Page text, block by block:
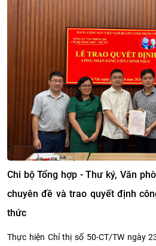
một trọng tâm hưởng ứng Ngày
Thể chế không còn là điểm
làm tốt khâu tổ chức thực hiện
Bộ Tư pháp ban hành Kế
trung tháo gỡ điểm nghẽn
Chi bộ Tổng hợp - Thư ký, Văn
chuyên đề và trao quyết định
thức
Thực hiện Chỉ thị số 50-CT/TW ngày